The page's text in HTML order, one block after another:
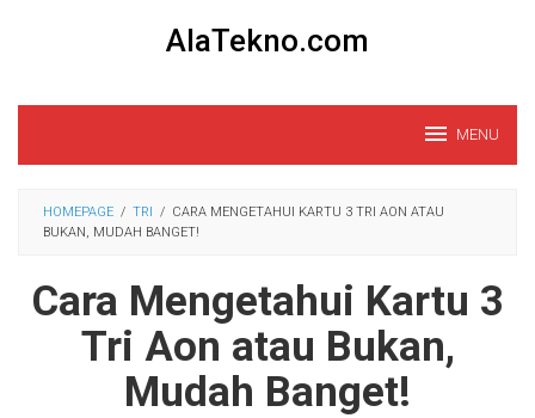
AlaTekno.com
MENU
HOMEPAGE / TRI / CARA MENGETAHUI KARTU 3 TRI AON ATAU
BUKAN, MUDAH BANGET!
Cara Mengetahui Kartu 3
Tri Aon atau Bukan,
Mudah Banget!